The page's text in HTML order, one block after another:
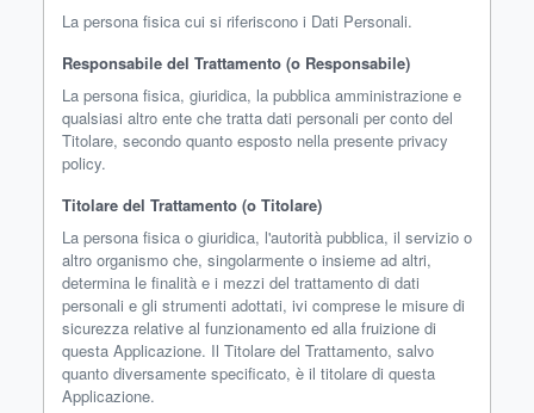
La persona fisica cui si riferiscono i Dati Personali.
Responsabile del Trattamento (o Responsabile)
La persona fisica, giuridica, la pubblica amministrazione e
qualsiasi altro ente che tratta dati personali per conto del
Titolare, secondo quanto esposto nella presente privacy
policy.
Titolare del Trattamento (o Titolare)
La persona fisica o giuridica, l'autorità pubblica, il servizio o
altro organismo che, singolarmente o insieme ad altri,
determina le finalità e i mezzi del trattamento di dati
personali e gli strumenti adottati, ivi comprese le misure di
sicurezza relative al funzionamento ed alla fruizione di
questa Applicazione. Il Titolare del Trattamento, salvo
quanto diversamente specificato, è il titolare di questa
Applicazione.